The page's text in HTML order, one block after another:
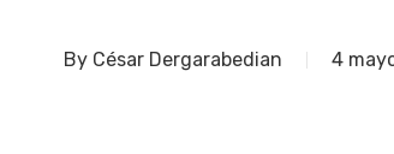
By César Dergarabedian 4